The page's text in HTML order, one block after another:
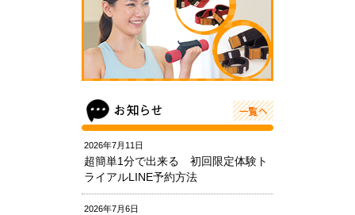
2026年7月11日
超簡単1分で出来る 初回限定体験ト
ライアルLINE予約方法
2026年7月6日